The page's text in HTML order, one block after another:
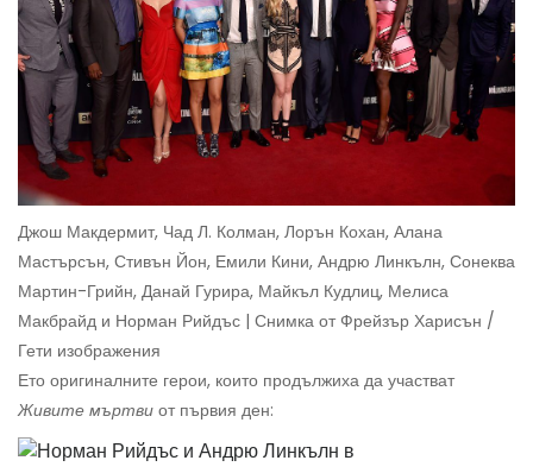
Джош Макдермит, Чад Л. Колман, Лорън Кохан, Алана
Мастърсън, Стивън Йон, Емили Кини, Андрю Линкълн, Сонеква
Мартин-Грийн, Данай Гурира, Майкъл Кудлиц, Мелиса
Макбрайд и Норман Рийдъс | Снимка от Фрейзър Харисън /
Гети изображения
Ето оригиналните герои, които продължиха да участват
Живите мъртви от първия ден: